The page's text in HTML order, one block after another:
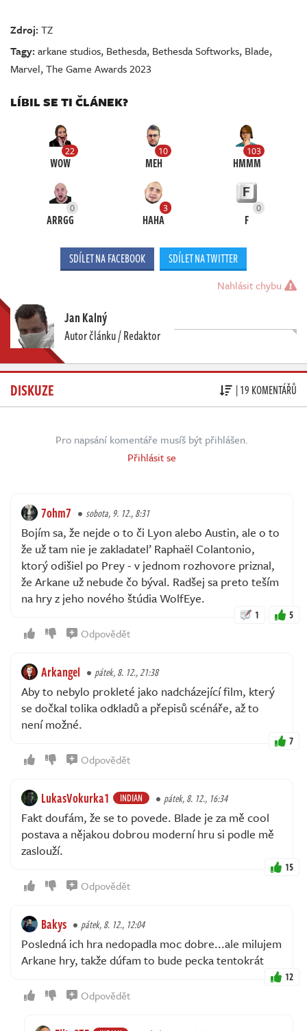
Zdroj:TZ
Tagy:arkane studios, Bethesda, Bethesda Softworks, Blade,
Marvel,The Game Awards 2023
LÍBIL SE TI ČLÁNEK?
22
WOW
10
MEH
103
HMMM
0
ARRGG
3
HAHA
0
F
SDÍLET NA FACEBOOK SDÍLET NA TWITTER
Nahlásit chybu
Jan Kalný
Autor článku / Redaktor
DISKUZE | 19 KOMENTÁŘŮ
Pro napsání komentáře musíš být přihlášen.
Přihlásit se
7ohm7 sobota, 9. 12., 8:31
Bojím sa, že nejde o to či Lyon alebo Austin, ale o to
že už tam nie je zakladateľ Raphaël Colantonio,
ktorý odišiel po Prey - v jednom rozhovore priznal,
že Arkane už nebude čo býval. Radšej sa preto teším
na hry z jeho nového štúdia WolfEye.
1 5
Odpovědět
Arkangel pátek, 8. 12., 21:38
Aby to nebylo prokleté jako nadcházející film, který
se dočkal tolika odkladů a přepisů scénáře, až to
není možné.
7
Odpovědět
LukasVokurka1 INDIAN pátek, 8. 12., 16:34
Fakt doufám, že se to povede. Blade je za mě cool
postava a nějakou dobrou moderní hru si podle mě
zaslouží.
15
Odpovědět
Bakys pátek, 8. 12., 12:04
Posledná ich hra nedopadla moc dobre...ale milujem
Arkane hry, takže dúfam to bude pecka tentokrát
12
Odpovědět